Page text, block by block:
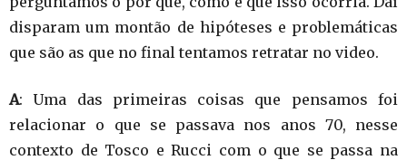
disparam um montão de hipóteses e problemáticas
que são as que no final tentamos retratar no video.
A: Uma das primeiras coisas que pensamos foi
relacionar o que se passava nos anos 70, nesse
contexto de Tosco e Rucci com o que se passa na